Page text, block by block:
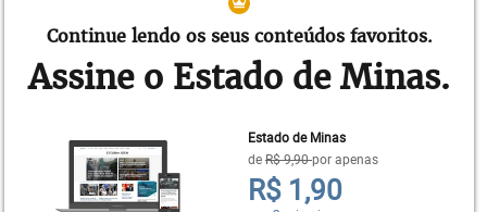
Agora é ventilada na mídia a intenção de se
elaborar por parte do governo um plano para
que as perícias médicas sejam “aprimoradas” de
modo que segurados ainda em condições de
trabalhar possam voltar à ativa, ainda que em
Continue lendo os seus conteúdos favoritos.
Assine o Estado de Minas.
Estado de Minas
deR$ 9,90por apenas
R$ 1,90